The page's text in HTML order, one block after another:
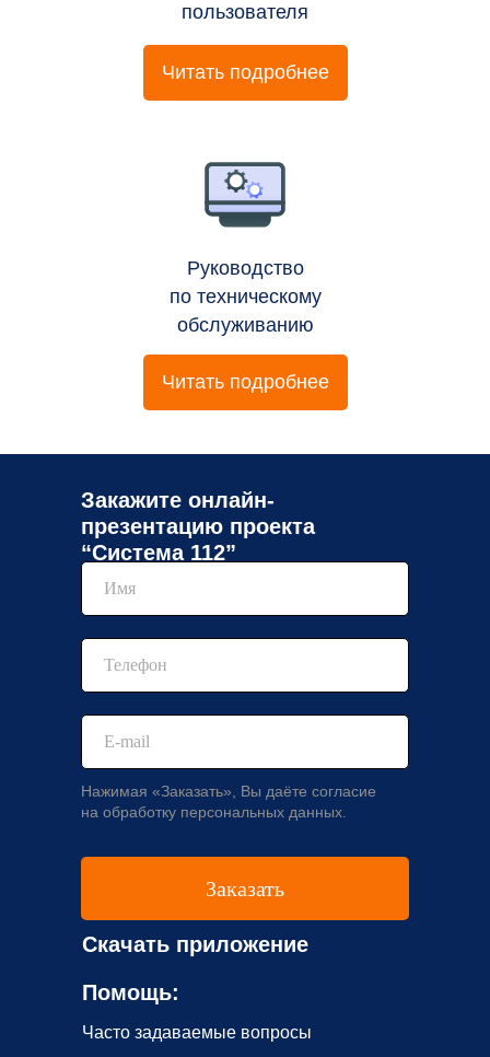
Руководство
по техническому
обслуживанию
Читать подробнее
пользователя
Читать подробнее
Часто задаваемые вопросы
Закажите онлайн-
презентацию проекта
“Система 112”
Помощь:
Скачать приложение
Заказать
Нажимая «Заказать», Вы даёте согласие
на обработку персональных данных.